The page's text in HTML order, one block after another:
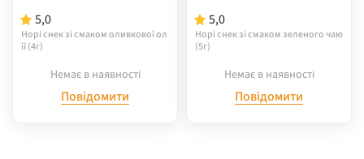
5,0
Норі снек зі смаком оливкової ол
ії (4г)
Немає в наявності
Повідомити
5,0
Норі снек зі смаком зеленого чаю
(5г)
Немає в наявності
Повідомити